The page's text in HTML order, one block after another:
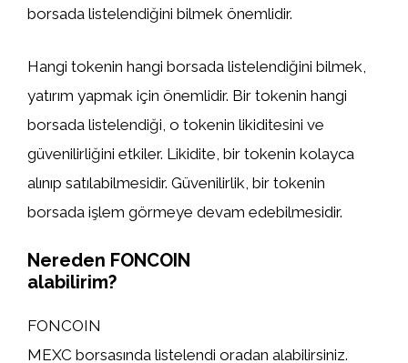
borsada listelendiğini bilmek önemlidir.
Hangi tokenin hangi borsada listelendiğini bilmek,
yatırım yapmak için önemlidir. Bir tokenin hangi
borsada listelendiği, o tokenin likiditesini ve
güvenilirliğini etkiler. Likidite, bir tokenin kolayca
alınıp satılabilmesidir. Güvenilirlik, bir tokenin
borsada işlem görmeye devam edebilmesidir.
Nereden FONCOIN
alabilirim?
FONCOIN
MEXC borsasında listelendi oradan alabilirsiniz.